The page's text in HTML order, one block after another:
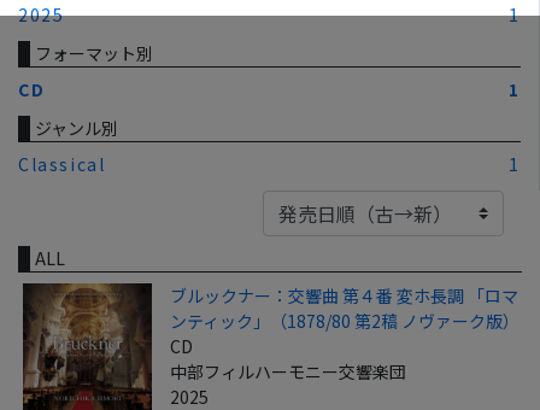
2025
1
フォーマット別
CD
1
ジャンル別
Classical
1
ALL
ブルックナー：交響曲 第４番 変ホ長調 「ロマ
ンティック」（1878/80 第2稿 ノヴァーク版）
CD
中部フィルハーモニー交響楽団
2025